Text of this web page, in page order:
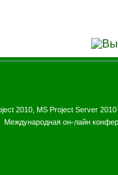
2010, MS Project Server 2010
Международная он-лайн